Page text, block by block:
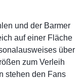
und der Barmer
auf einer Fläche
über
zum Verleih
stehen den Fans